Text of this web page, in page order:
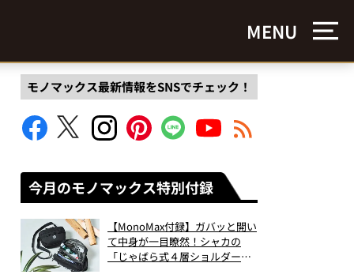
MENU
モノマックス最新情報をSNSでチェック！
今月のモノマックス特別付録
【MonoMax付録】ガバッと開い
て中身が一目瞭然！シャカの
「じゃばら式４層ショルダーバ